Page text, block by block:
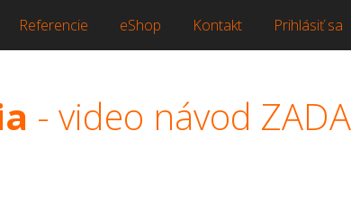
Referencie eShop Kontakt Prihlásiť sa
- video návod